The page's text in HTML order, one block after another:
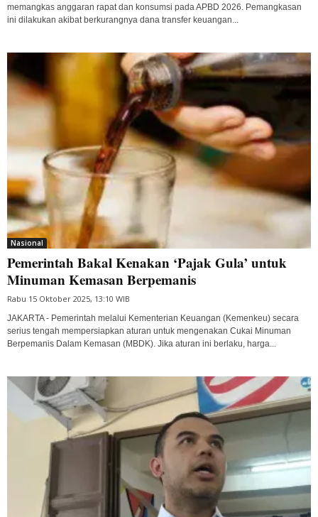
memangkas anggaran rapat dan konsumsi pada APBD 2026. Pemangkasan
ini dilakukan akibat berkurangnya dana transfer keuangan...
Nasional
Pemerintah Bakal Kenakan ‘Pajak Gula’ untuk
Minuman Kemasan Berpemanis
Rabu 15 Oktober 2025, 13:10 WIB
JAKARTA - Pemerintah melalui Kementerian Keuangan (Kemenkeu) secara
serius tengah mempersiapkan aturan untuk mengenakan Cukai Minuman
Berpemanis Dalam Kemasan (MBDK). Jika aturan ini berlaku, harga...